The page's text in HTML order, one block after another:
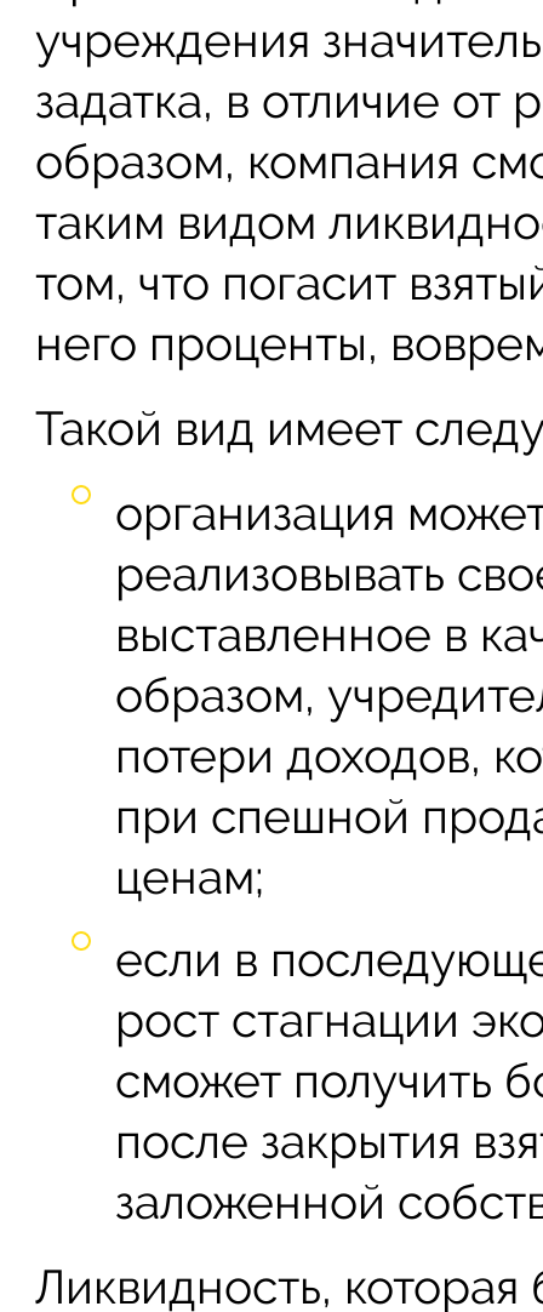
учреждения
задатка, в отличие
образом, компания
таким видом
том, что погасит
него проценты,
Такой вид имеет
организация
реализовывать
выставленное в
образом,
потери доходов,
при спешной
ценам;
если в
рост стагнации
сможет получить
после закрытия
заложенной
Ликвидность,